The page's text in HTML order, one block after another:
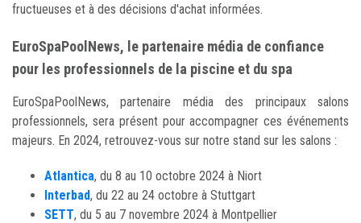
fructueuses et à des décisions d'achat informées.
EuroSpaPoolNews, le partenaire média de confiance
pour les professionnels de la piscine et du spa
EuroSpaPoolNews, partenaire média des principaux salons
professionnels, sera présent pour accompagner ces événements
majeurs. En 2024, retrouvez-vous sur notre stand sur les salons :
Atlantica, du 8 au 10 octobre 2024 à Niort
Interbad, du 22 au 24 octobre à Stuttgart
SETT, du 5 au 7 novembre 2024 à Montpellier